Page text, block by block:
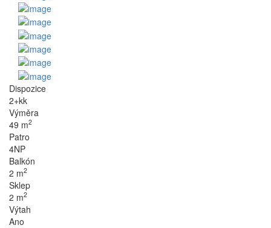
Dispozice
2+kk
Výměra
49 m2
Patro
4NP
Balkón
2 m2
Sklep
2 m2
Výtah
Ano